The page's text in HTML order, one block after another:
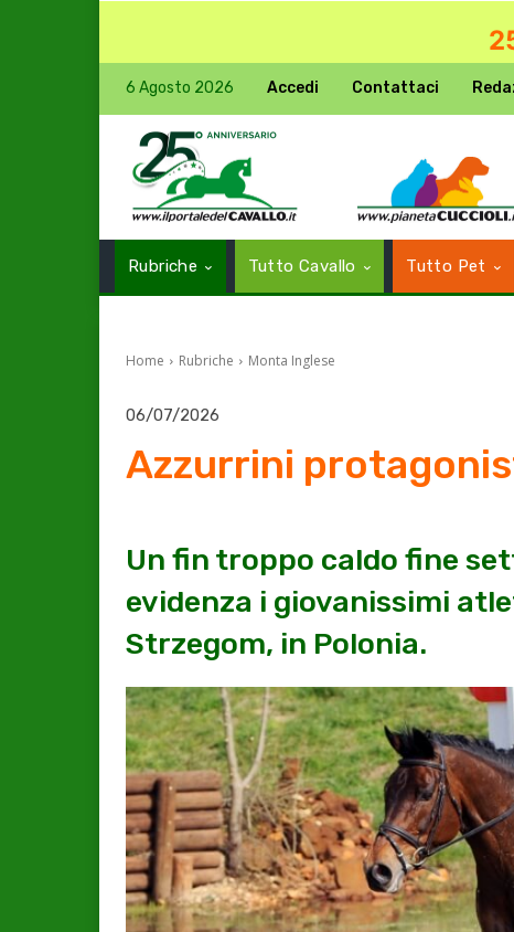
6 Agosto 2026 Accedi Contattaci
Rubriche Tutto Cavallo Tutto Pet
Home Rubriche Monta Inglese
06/07/2026
Azzurrini
Un fin troppo caldo fine
evidenza i giovanissimi
Strzegom, in Polonia.